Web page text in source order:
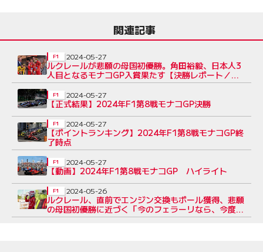
関連記事
ルクレールが悲願の母国初優勝。角田裕毅、日本人3
人目となるモナコGP入賞果たす【決勝レポート／第8
戦】
F1 2024-05-27
【正式結果】2024年F1第8戦モナコGP決勝
F1 2024-05-27
【ポイントランキング】2024年F1第8戦モナコGP終
了時点
F1 2024-05-27
【動画】2024年F1第8戦モナコGP ハイライト
F1 2024-05-27
ルクレール、直前でエンジン交換もポール獲得、悲願
の母国初優勝に近づく「今のフェラーリなら、今度こ
そ勝てる」
F1 2024-05-26